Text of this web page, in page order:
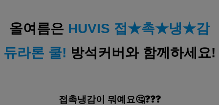
올여름은 HUVIS 접★촉★냉★감
듀라론 쿨! 방석커버와 함께하세요!
접촉냉감이 뭐예요🤔❓❓❓